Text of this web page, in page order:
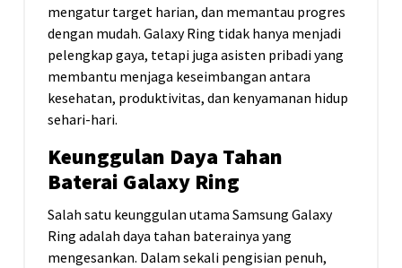
mengatur target harian, dan memantau progres
dengan mudah. Galaxy Ring tidak hanya menjadi
pelengkap gaya, tetapi juga asisten pribadi yang
membantu menjaga keseimbangan antara
kesehatan, produktivitas, dan kenyamanan hidup
sehari-hari.
Keunggulan Daya Tahan
Baterai Galaxy Ring
Salah satu keunggulan utama Samsung Galaxy
Ring adalah daya tahan baterainya yang
mengesankan. Dalam sekali pengisian penuh,